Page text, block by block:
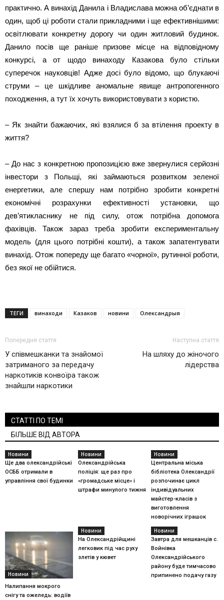
практично. А винахід Данила і Владислава можна об’єднати в
один, щоб ці роботи стали прикладними і ще ефективнішими:
освітлювати конкретну дорогу чи один житловий будинок.
Данило посів ще раніше призове місце на відповідному
конкурсі, а от щодо винаходу Казакова було стільки
суперечок науковців! Адже досі було відомо, що блукаючі
струми – це шкідливе аномальне явище антропогенного
походження, а тут їх хочуть використовувати з користю.
– Як знайти бажаючих, які взялися б за втілення проекту в
життя?
– До нас з конкретною пропозицією вже звернулися серйозні
інвестори з Польщі, які займаються розвитком зеленої
енергетики, але спершу нам потрібно зробити конкретні
економічні розрахунки ефективності установки, що
дев’ятикласнику не під силу, отож потрібна допомога
фахівців. Також зараз треба зробити експериментальну
модель (для цього потрібні кошти), а також запатентувати
винахід. Отож попереду ще багато «чорної», рутинної роботи,
без якої не обійтися.
ТЕГИ винаходи Казаков новини Олександрыя
Попередня стаття
У співмешканки та знайомої
затриманого за передачу
наркотиків конвоїра також
знайшли наркотики
Наступна стаття
На шляху до жіночого
лідерства
СТАТТІ ПО ТЕМІ
БІЛЬШЕ ВІД АВТОРА
Новини
Ще два олександрійські
ОСББ отримали в
управління свої будинки
Новини
Олександрійська
поліція: ще раз про
«громадське місце» і
штрафи минулого тижня
Новини
Центральна міська
бібліотека Олександрії
розпочинає цикл
індивідуальних
майстер-класів з
виготовлення
новорічних іграшок
Новини
Налипання мокрого
снігу та ожеледь: водіїв
Новини
На Олександрійщині
легковик під час руху
злетів у кювет
Новини
Завтра для мешканців с.
Войнівка
Олександрійського
району буде тимчасово
припинено подачу газу